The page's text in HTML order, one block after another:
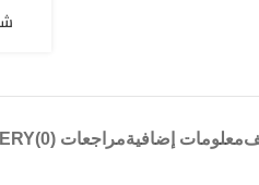
معلومات إضافيةمراجعات (0)